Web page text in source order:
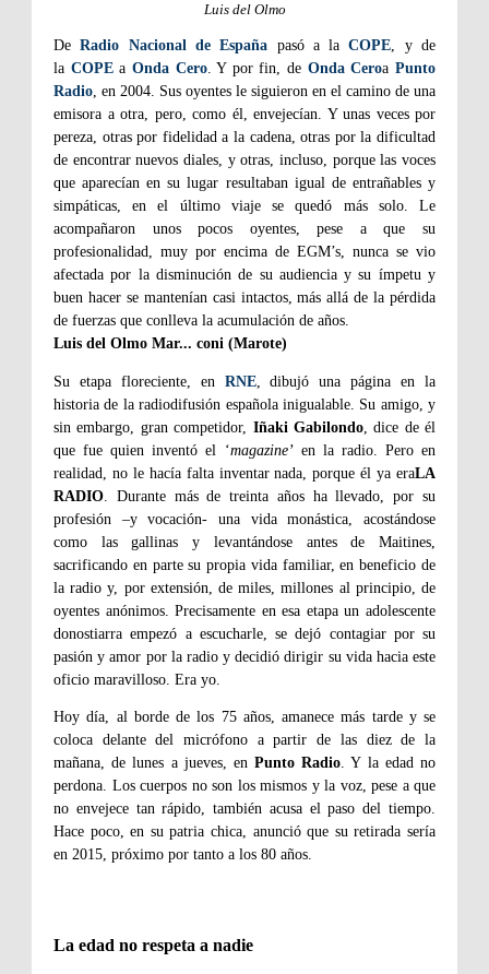
Luis del Olmo
DeRadio Nacional de España pasó a laCOPE, y de
la COPEa Onda Cero. Y por fin, de Onda CeroaPunto
Radio, en 2004. Sus oyentes le siguieron en el camino de una
emisora a otra, pero, como él, envejecían. Y unas veces por
pereza, otras por fidelidad a la cadena, otras por la dificultad
de encontrar nuevos diales, y otras, incluso, porque las voces
que aparecían en su lugar resultaban igual de entrañables y
simpáticas, en el último viaje se quedó más solo. Le
acompañaron unos pocos oyentes, pese a que su
profesionalidad, muy por encima de EGM’s, nunca se vio
afectada por la disminución de su audiencia y su ímpetu y
buen hacer se mantenían casi intactos, más allá de la pérdida
de fuerzas que conlleva la acumulación de años.
Luis del Olmo Mar... coni (Marote)
Su etapa floreciente, en RNE, dibujó una página en la
historia de la radiodifusión española inigualable. Su amigo, y
sin embargo, gran competidor, Iñaki Gabilondo, dice de él
que fue quien inventó el ‘magazine’en la radio. Pero en
realidad, no le hacía falta inventar nada, porque él ya eraLA
RADIO . Durante más de treinta años ha llevado, por su
profesión –y vocación- una vida monástica, acostándose
como las gallinas y levantándose antes de Maitines,
sacrificando en parte su propia vida familiar, en beneficio de
la radio y, por extensión, de miles, millones al principio, de
oyentes anónimos. Precisamente en esa etapa un adolescente
donostiarra empezó a escucharle, se dejó contagiar por su
pasión y amor por la radio y decidió dirigir su vida hacia este
oficio maravilloso. Era yo.
Hoy día, al borde de los 75 años, amanece más tarde y se
coloca delante del micrófono a partir de las diez de la
mañana, de lunes a jueves, enPunto Radio . Y la edad no
perdona. Los cuerpos no son los mismos y la voz, pese a que
no envejece tan rápido, también acusa el paso del tiempo.
Hace poco, en su patria chica, anunció que su retirada sería
en 2015, próximo por tanto a los 80 años.
La edad no respeta a nadie